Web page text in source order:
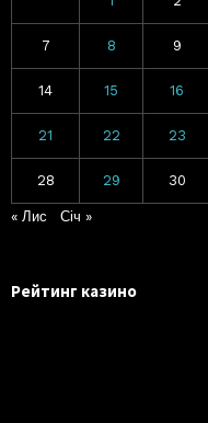
7 8 9
14 15 16
21 22 23
28 29 30
« Лис Січ »
Рейтинг казино